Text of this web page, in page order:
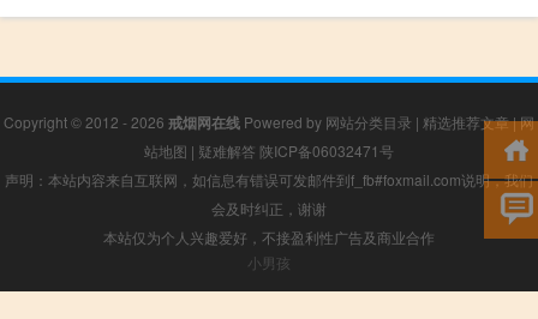
Copyright © 2012 - 2026 戒烟网在线 Powered by 网站分类目录 | 精选推荐文章|网
站地图 | 疑难解答 陕ICP备06032471号
声明：本站内容来自互联网，如信息有错误可发邮件到f_fb#foxmail.com说明，我们
会及时纠正，谢谢
本站仅为个人兴趣爱好，不接盈利性广告及商业合作
小男孩